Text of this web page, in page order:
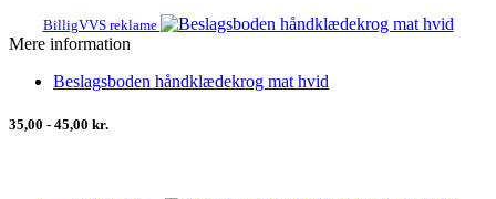
BilligVVS reklame
Mere information
Beslagsboden håndklædekrog mat hvid
35,00 - 45,00 kr.